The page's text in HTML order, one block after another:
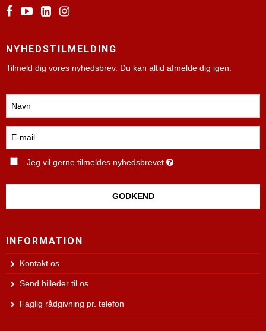
NYHEDSTILMELDING
Tilmeld dig vores nyhedsbrev. Du kan altid afmelde dig igen.
Jeg vil gerne tilmeldes nyhedsbrevet
GODKEND
INFORMATION
Kontakt os
Send billeder til os
Faglig rådgivning pr. telefon